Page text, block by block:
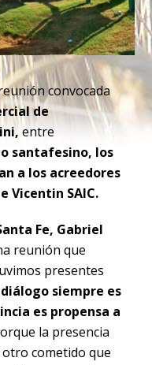
convocada
de
entre
santafesino, los
a los acreedores
Vicentin SAIC.
Fe, Gabriel
reunión que
presentes
siempre es
es propensa a
la presencia
cometido que